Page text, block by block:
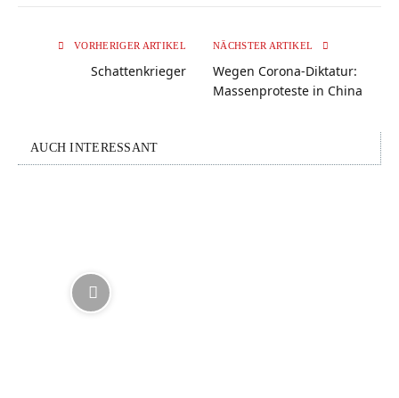
VORHERIGER ARTIKEL
Schattenkrieger
NÄCHSTER ARTIKEL
Wegen Corona-Diktatur:
Massenproteste in China
AUCH INTERESSANT